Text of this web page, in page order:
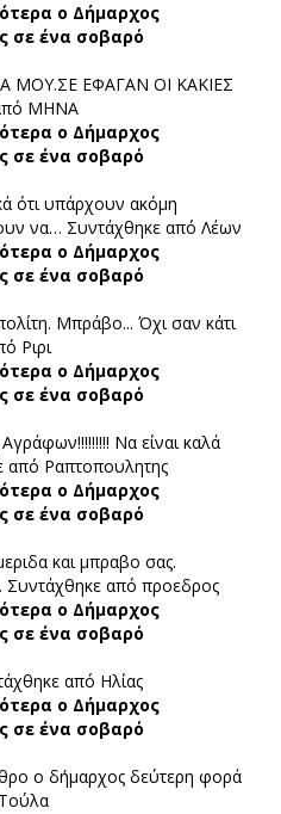
ο Δήμαρχος
σε ένα σοβαρό
ΜΟΥ.ΣΕ ΕΦΑΓΑΝ ΟΙ ΚΑΚΙΕΣ
ΜΗΝΑ
ο Δήμαρχος
σε ένα σοβαρό
ότι υπάρχουν ακόμη
να… Συντάχθηκε από Λέων
ο Δήμαρχος
σε ένα σοβαρό
Μπράβο... Όχι σαν κάτι
Ριρι
ο Δήμαρχος
σε ένα σοβαρό
Να είναι καλά
από Ραπτοπουλητης
ο Δήμαρχος
σε ένα σοβαρό
και μπραβο σας.
Συντάχθηκε από προεδρος
ο Δήμαρχος
σε ένα σοβαρό
από Ηλίας
ο Δήμαρχος
σε ένα σοβαρό
ο δήμαρχος δεύτερη φορά